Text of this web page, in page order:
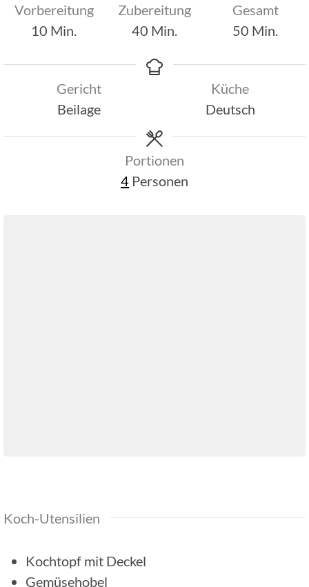
Vorbereitung
10 Minuten
Min.
Zubereitung
40 Minuten
Min.
Gesamt
50 Minuten
Min.
Gericht
Beilage
Küche
Deutsch
Portionen
4 Personen
Koch-Utensilien
Kochtopf mit Deckel
Gemüsehobel